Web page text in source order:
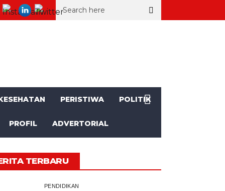
SD Muhammadiyah Mulusan II Unjuk Kemajuan
PERISTIWA POLITIK
PROFIL ADVERTORIAL
TERBARU
PENDIDIKAN